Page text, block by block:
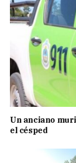
Un anciano
el césped